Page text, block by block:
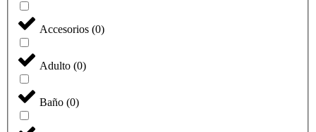
Accesorios (0)
Adulto (0)
Baño (0)